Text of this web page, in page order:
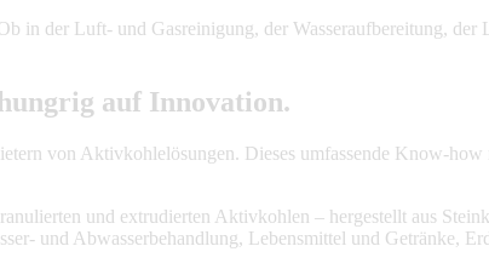
in der Luft- und Gasreinigung, der Wasseraufbereitung,
auf Innovation.
von Aktivkohlelösungen. Dieses umfassende Know-how
und extrudierten Aktivkohlen – hergestellt aus
und Abwasserbehandlung, Lebensmittel und Getränke,